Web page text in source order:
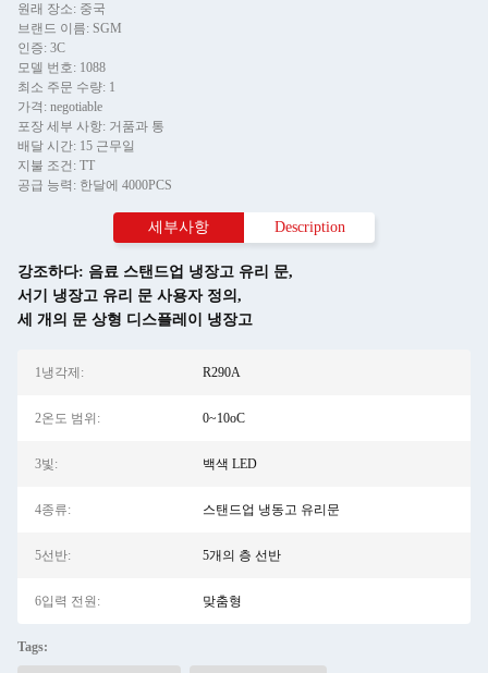
원래 장소: 중국
브랜드 이름: SGM
인증: 3C
모델 번호: 1088
최소 주문 수량: 1
가격: negotiable
포장 세부 사항: 거품과 통
배달 시간: 15 근무일
지불 조건: TT
공급 능력: 한달에 4000PCS
세부사항 Description
강조하다: 음료 스탠드업 냉장고 유리 문,
서기 냉장고 유리 문 사용자 정의 ,
세 개의 문 상형 디스플레이 냉장고
1냉각제: R290A
2온도 범위: 0~10oC
3빛: 백색 LED
4종류: 스탠드업 냉동고 유리문
5선반: 5개의 층 선반
6입력 전원: 맞춤형
Tags: